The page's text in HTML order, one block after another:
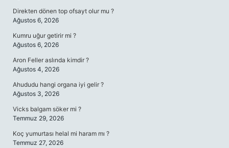
Direkten dönen top ofsayt olur mu ?
Ağustos 6, 2026
Kumru uğur getirir mi ?
Ağustos 6, 2026
Aron Feller aslında kimdir ?
Ağustos 4, 2026
Ahududu hangi organa iyi gelir ?
Ağustos 3, 2026
Vicks balgam söker mi ?
Temmuz 29, 2026
Koç yumurtası helal mi haram mı ?
Temmuz 27, 2026